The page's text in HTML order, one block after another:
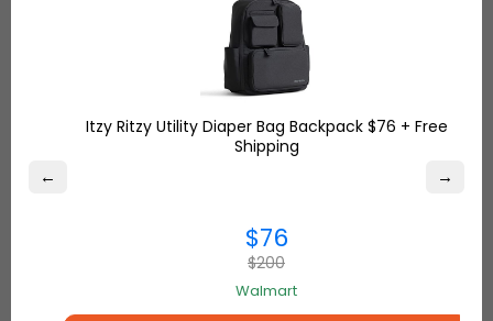
De opkomst van sociale media in e-
commerce
← →
Itzy Ritzy Utility Diaper Bag Backpack $76 + Free
Shipping
$76
$200
Walmart